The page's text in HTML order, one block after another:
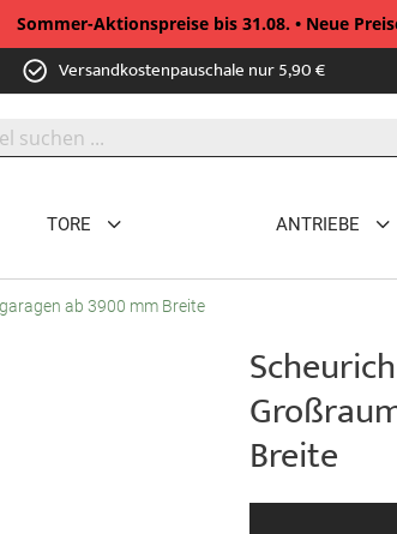
Sommer-Aktionspreise bis 31.08. • Neue
Versandkostenpauschale nur 5,90 €
TORE ANTRIEBE
ab 3900 mm Breite
Breite